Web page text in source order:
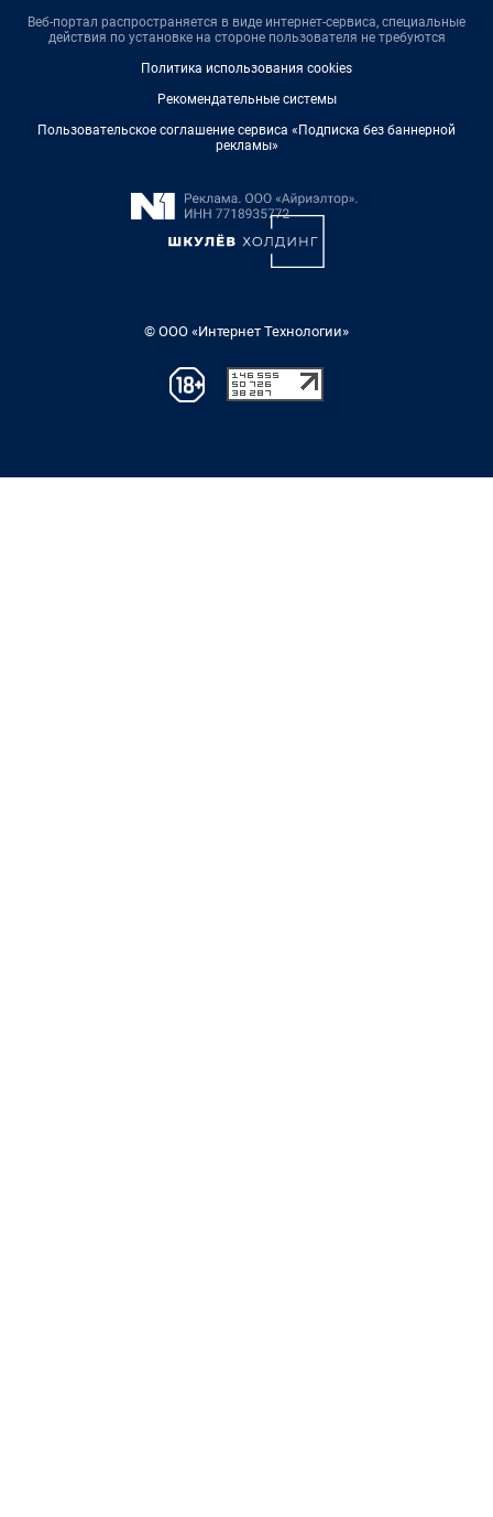
Веб-портал распространяется в виде интернет-сервиса, специальные
действия по установке на стороне пользователя не требуются
Политика использования cookies
Рекомендательные системы
Пользовательское соглашение сервиса «Подписка без баннерной
рекламы»
© ООО «Интернет Технологии»